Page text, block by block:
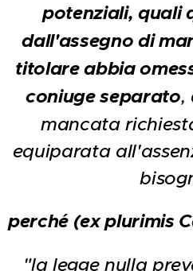
potenziali, quali
dall'assegno di
titolare abbia
coniuge separato,
mancata
equiparata
perché (ex plurimis
"la legge nulla